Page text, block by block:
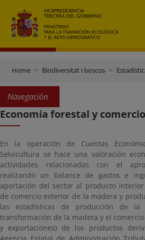
Home Biodiversitat i boscos
Navegación
Economía forestal y
En la operación de Cuentas
Selvicultura se hace una valoración
actividades relacionadas con el
realizando un balance de gastos e
aportación del sector al producto
de comercio exterior de la madera y
las estadísticas de producción de
transformación de la madera y el
y exportaciones) de los productos